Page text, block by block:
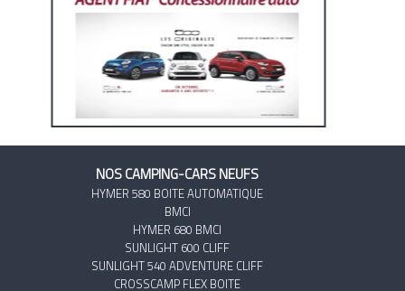
NOS CAMPING-CARS NEUFS
HYMER 580 BOITE AUTOMATIQUE
BMCI
HYMER 680 BMCI
SUNLIGHT 600 CLIFF
SUNLIGHT 540 ADVENTURE CLIFF
CROSSCAMP FLEX BOITE